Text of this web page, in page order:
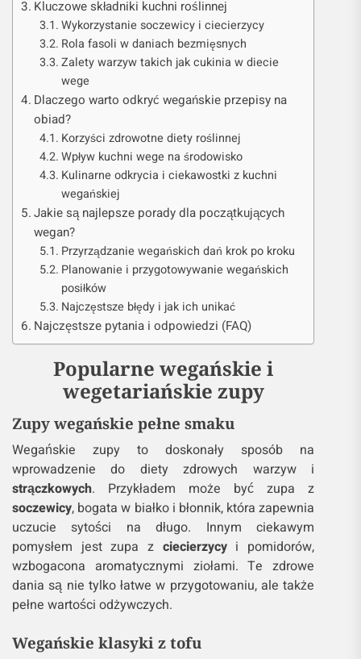
Kluczowe składniki kuchni roślinnej
Wykorzystanie soczewicy i ciecierzycy
Rola fasoli w daniach bezmięsnych
Zalety warzyw takich jak cukinia w diecie
wege
Dlaczego warto odkryć wegańskie przepisy na
obiad?
Korzyści zdrowotne diety roślinnej
Wpływ kuchni wege na środowisko
Kulinarne odkrycia i ciekawostki z kuchni
wegańskiej
Jakie są najlepsze porady dla początkujących
wegan?
Przyrządzanie wegańskich dań krok po kroku
Planowanie i przygotowywanie wegańskich
posiłków
Najczęstsze błędy i jak ich unikać
Najczęstsze pytania i odpowiedzi (FAQ)
Popularne wegańskie i
wegetariańskie zupy
Zupy wegańskie pełne smaku
Wegańskie zupy to doskonały sposób na
wprowadzenie do diety zdrowych warzyw i
strączkowych. Przykładem może być zupa z
soczewicy, bogata w białko i błonnik, która zapewnia
uczucie sytości na długo. Innym ciekawym
pomysłem jest zupa z ciecierzycyi pomidorów,
wzbogacona aromatycznymi ziołami. Te zdrowe
dania są nie tylko łatwe w przygotowaniu, ale także
pełne wartości odżywczych.
Wegańskie klasyki z tofu